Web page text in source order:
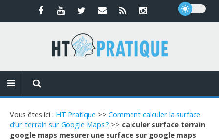
Vous êtes ici : HT Pratique >> Comment calculer la surface
d’un terrain sur Google Maps ? >> calculer surface terrain
google maps mesurer une surface sur google maps